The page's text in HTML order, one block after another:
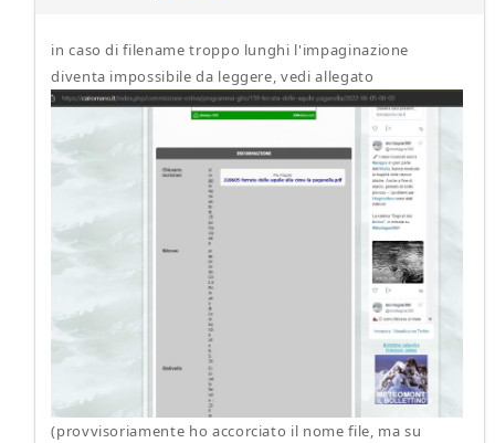
in caso di filename troppo lunghi l'impaginazione
diventa impossibile da leggere, vedi allegato
(provvisoriamente ho accorciato il nome file, ma su